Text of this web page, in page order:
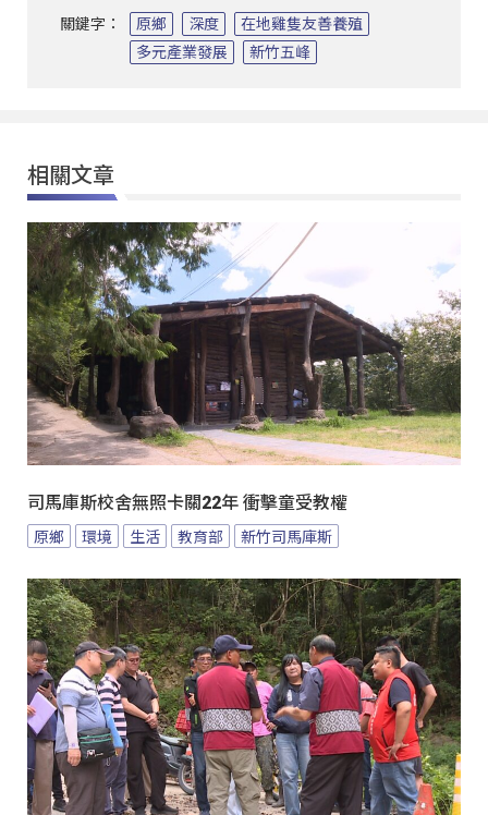
關鍵字： 原鄉 深度
在地雞隻友善養殖
多元產業發展
新竹五峰
相關文章
司馬庫斯校舍無照卡關22年 衝擊童受教權
原鄉 環境 生活 教育部 新竹司馬庫斯